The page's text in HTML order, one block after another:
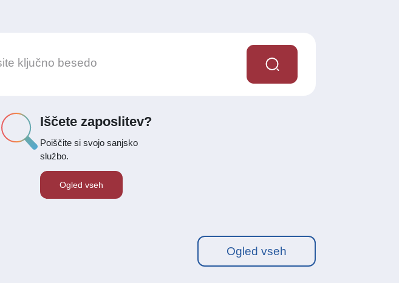
Iščete zaposlitev?
Poiščite si svojo sanjsko
službo.
Ogled vseh
Ogled vseh